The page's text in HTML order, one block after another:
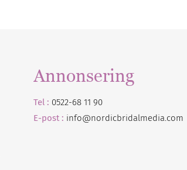
Annonsering
Tel : 0522-68 11 90
E-post : info@nordicbridalmedia.com